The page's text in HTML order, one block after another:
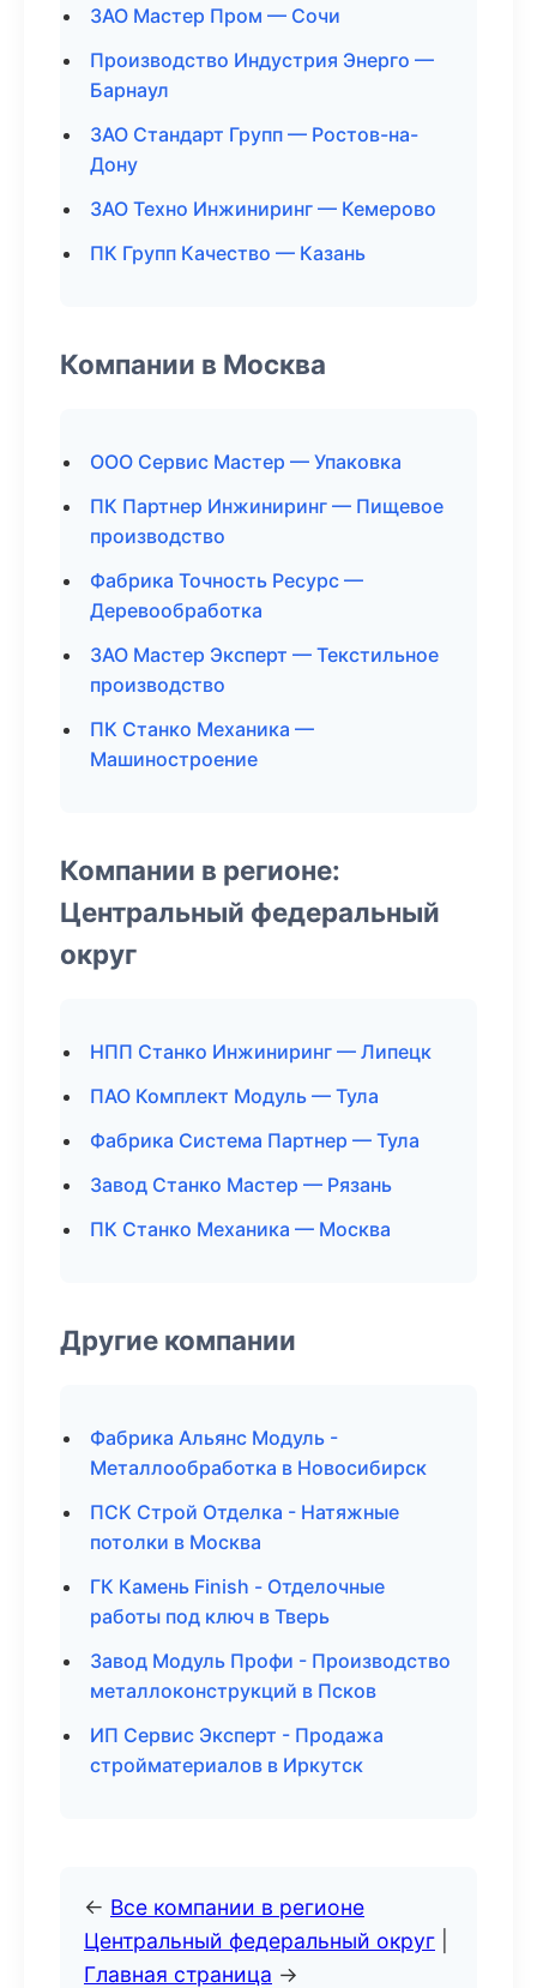
ЗАО Мастер Пром — Сочи
Производство Индустрия Энерго —
Барнаул
ЗАО Стандарт Групп — Ростов-на-
Дону
ЗАО Техно Инжиниринг — Кемерово
ПК Групп Качество — Казань
Компании в Москва
ООО Сервис Мастер — Упаковка
ПК Партнер Инжиниринг — Пищевое
производство
Фабрика Точность Ресурс —
Деревообработка
ЗАО Мастер Эксперт — Текстильное
производство
ПК Станко Механика —
Машиностроение
Компании в регионе:
Центральный федеральный
округ
НПП Станко Инжиниринг — Липецк
ПАО Комплект Модуль — Тула
Фабрика Система Партнер — Тула
Завод Станко Мастер — Рязань
ПК Станко Механика — Москва
Другие компании
Фабрика Альянс Модуль -
Металлообработка в Новосибирск
ПСК Строй Отделка - Натяжные
потолки в Москва
ГК Камень Finish - Отделочные
работы под ключ в Тверь
Завод Модуль Профи - Производство
металлоконструкций в Псков
ИП Сервис Эксперт - Продажа
стройматериалов в Иркутск
← Все компании в регионе
Центральный федеральный округ
Главная страница →